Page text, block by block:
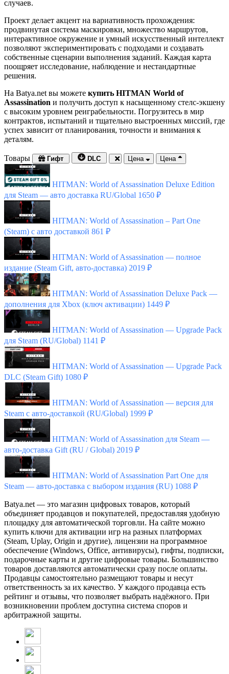
случаев.
Проект делает акцент на вариативность прохождения:
продвинутая система маскировки, множество маршрутов,
интерактивное окружение и умный искусственный интеллект
позволяют экспериментировать с подходами и создавать
собственные сценарии выполнения заданий. Каждая карта
поощряет исследование, наблюдение и нестандартные
решения.
На Batya.net вы можете купить HITMAN World of
Assassination и получить доступ к насыщенному стелс-экшену
с высоким уровнем реиграбельности. Погрузитесь в мир
контрактов, испытаний и тщательно выстроенных миссий, где
успех зависит от планирования, точности и внимания к
деталям.
Товары Гифт DLC Цена Цена
HITMAN: World of Assassination Deluxe Edition
для Steam — авто доставка RU/Global 1650 ₽
HITMAN: World of Assassination – Part One
(Steam) с авто доставкой 861 ₽
HITMAN: World of Assassination — полное
издание (Steam Gift, авто-доставка) 2019 ₽
HITMAN: World of Assassination Deluxe Pack —
дополнения для Xbox (ключ активации) 1449 ₽
HITMAN: World of Assassination — Upgrade Pack
для Steam (RU/Global) 1141 ₽
HITMAN: World of Assassination — Upgrade Pack
DLC (Steam Gift) 1080 ₽
HITMAN: World of Assassination — версия для
Steam с авто-доставкой (RU/Global) 1999 ₽
HITMAN: World of Assassination для Steam —
авто-доставка Gift (RU / Global) 2019 ₽
HITMAN: World of Assassination Part One для
Steam — авто-доставка с выбором издания (RU) 1088 ₽
Batya.net — это магазин цифровых товаров, который
объединяет продавцов и покупателей, предоставляя удобную
площадку для автоматической торговли. На сайте можно
купить ключи для активации игр на разных платформах
(Steam, Uplay, Origin и другие), лицензии на программное
обеспечение (Windows, Office, антивирусы), гифты, подписки,
подарочные карты и другие цифровые товары. Большинство
товаров доставляются автоматически сразу после оплаты.
Продавцы самостоятельно размещают товары и несут
ответственность за их качество. У каждого продавца есть
рейтинг и отзывы, что позволяет выбрать надёжного. При
возникновении проблем доступна система споров и
арбитражной защиты.